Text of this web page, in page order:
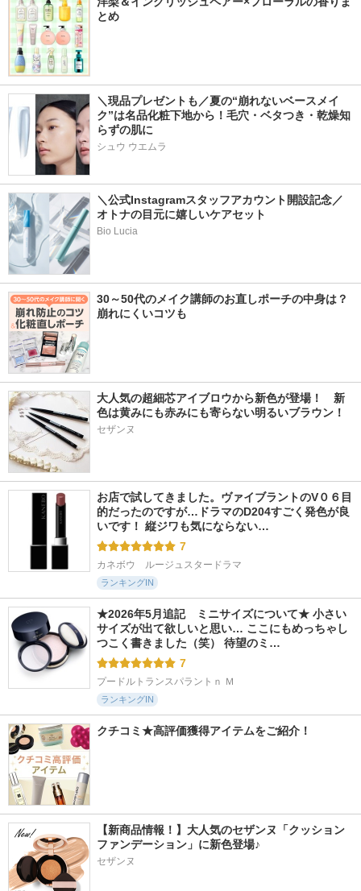
とめ
＼現品プレゼントも／夏の“崩れないベースメイ
ク”は名品化粧下地から！毛穴・ベタつき・乾燥知
らずの肌に
シュウ ウエムラ
＼公式Instagramスタッフアカウント開設記念／
オトナの目元に嬉しいケアセット
Bio Lucia
30～50代のメイク講師のお直しポーチの中身は？
崩れにくいコツも
大人気の超細芯アイブロウから新色が登場！　新
色は黄みにも赤みにも寄らない明るいブラウン！
セザンヌ
お店で試してきました。ヴァイブラントのV０６目
的だったのですが…ドラマのD204すごく発色が良
いです！ 縦ジワも気にならない…
7
カネボウ　ルージュスタードラマ
ランキングIN
★2026年5月追記　ミニサイズについて★ 小さい
サイズが出て欲しいと思い… ここにもめっちゃし
つこく書きました（笑） 待望のミ…
7
プードルトランスパラントｎ Ｍ
ランキングIN
クチコミ★高評価獲得アイテムをご紹介！
【新商品情報！】大人気のセザンヌ「クッション
ファンデーション」に新色登場♪
セザンヌ